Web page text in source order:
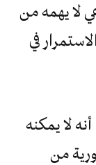
لا يهمه من
في
لا يمكنه
من